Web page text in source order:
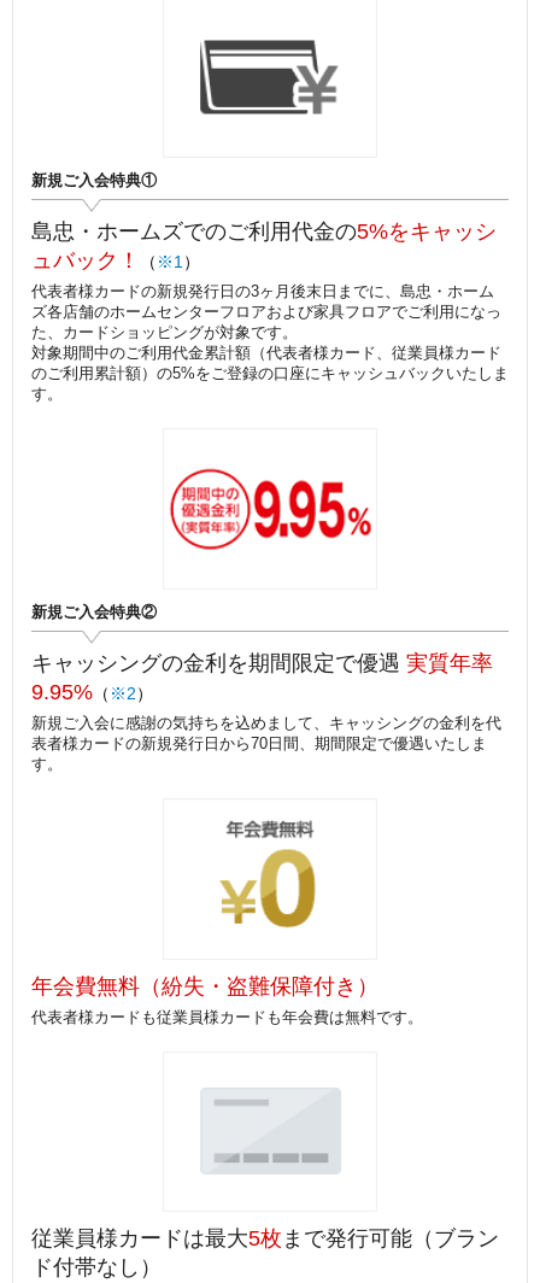
新規ご入会特典①
島忠・ホームズでのご利用代金の5%をキャッシ
ュバック！
（ ※1）
代表者様カードの新規発行日の3ヶ月後末日までに、島忠・ホーム
ズ各店舗のホームセンターフロアおよび家具フロアでご利用になっ
た、カードショッピングが対象です。
対象期間中のご利用代金累計額（代表者様カード、従業員様カード
のご利用累計額）の5%をご登録の口座にキャッシュバックいたしま
す。
新規ご入会特典②
キャッシングの金利を期間限定で優遇 実質年率
9.95% （ ※2）
新規ご入会に感謝の気持ちを込めまして、キャッシングの金利を代
表者様カードの新規発行日から70日間、期間限定で優遇いたしま
す。
年会費無料（紛失・盗難保障付き）
代表者様カードも従業員様カードも年会費は無料です。
従業員様カードは最大5枚 まで発行可能（ブラン
ド付帯なし）